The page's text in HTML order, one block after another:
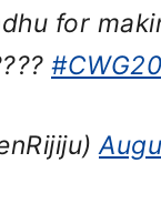
for